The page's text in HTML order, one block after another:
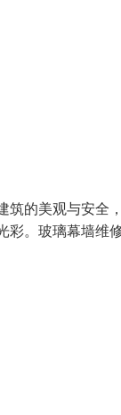
的美观与安全
。玻璃幕墙维